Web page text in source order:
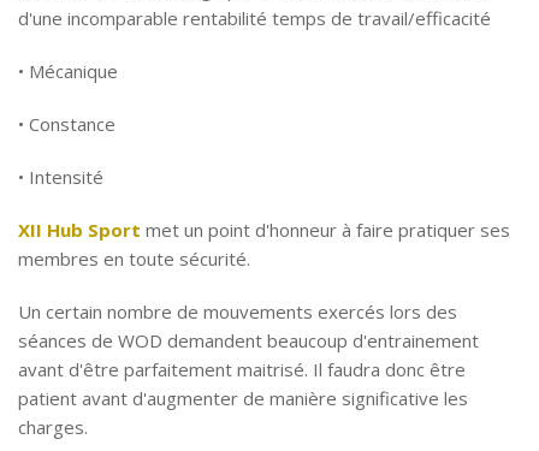
d'une incomparable rentabilité temps de travail/efficacité
• Mécanique
• Constance
• Intensité
XII Hub Sport met un point d'honneur à faire pratiquer ses
membres en toute sécurité.
Un certain nombre de mouvements exercés lors des
séances de WOD demandent beaucoup d'entrainement
avant d'être parfaitement maitrisé. Il faudra donc être
patient avant d'augmenter de manière significative les
charges.